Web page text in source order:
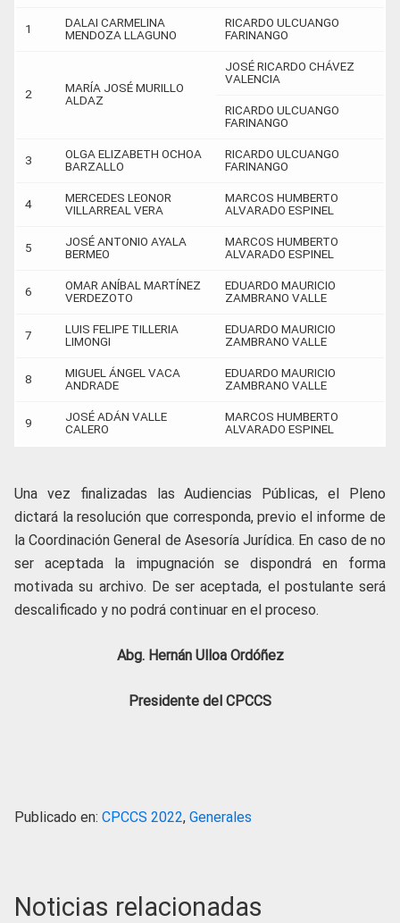
1
DALAI CARMELINA
MENDOZA LLAGUNO
RICARDO ULCUANGO
FARINANGO
2
MARÍA JOSÉ MURILLO
ALDAZ
JOSÉ RICARDO CHÁVEZ
VALENCIA
RICARDO ULCUANGO
FARINANGO
3
OLGA ELIZABETH OCHOA
BARZALLO
RICARDO ULCUANGO
FARINANGO
4
MERCEDES LEONOR
VILLARREAL VERA
MARCOS HUMBERTO
ALVARADO ESPINEL
5
JOSÉ ANTONIO AYALA
BERMEO
MARCOS HUMBERTO
ALVARADO ESPINEL
6
OMAR ANÍBAL MARTÍNEZ
VERDEZOTO
EDUARDO MAURICIO
ZAMBRANO VALLE
7
LUIS FELIPE TILLERIA
LIMONGI
EDUARDO MAURICIO
ZAMBRANO VALLE
8
MIGUEL ÁNGEL VACA
ANDRADE
EDUARDO MAURICIO
ZAMBRANO VALLE
9
JOSÉ ADÁN VALLE
CALERO
MARCOS HUMBERTO
ALVARADO ESPINEL
Una vez finalizadas las Audiencias Públicas, el Pleno
dictará la resolución que corresponda, previo el informe de
la Coordinación General de Asesoría Jurídica. En caso de no
ser aceptada la impugnación se dispondrá en forma
motivada su archivo. De ser aceptada, el postulante será
descalificado y no podrá continuar en el proceso.
Abg. Hernán Ulloa Ordóñez
Presidente del CPCCS
Publicado en: CPCCS 2022, Generales
Noticias relacionadas